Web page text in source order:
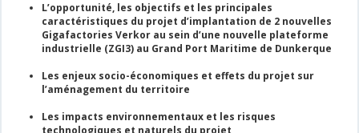
L’opportunité, les objectifs et les principales
caractéristiques du projet d’implantation de 2 nouvelles
Gigafactories Verkor au sein d’une nouvelle plateforme
industrielle (ZGI3) au Grand Port Maritime de Dunkerque
Les enjeux socio-économiques et effets du projet sur
l’aménagement du territoire
Les impacts environnementaux et les risques